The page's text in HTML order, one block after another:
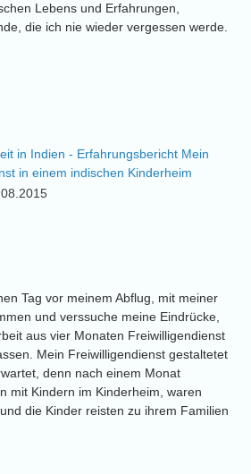
Lebens und Erfahrungen,
die ich nie wieder vergessen werde.
in Indien - Erfahrungsbericht Mein
in einem indischen Kinderheim
Tag vor meinem Abflug, mit meiner
und verssuche meine Eindrücke,
aus vier Monaten Freiwilligendienst
Mein Freiwilligendienst gestaltetet
denn nach einem Monat
mit Kindern im Kinderheim, waren
die Kinder reisten zu ihrem Familien